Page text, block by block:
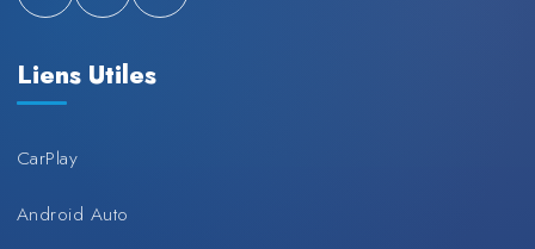
Liens Utiles
CarPlay
Android Auto